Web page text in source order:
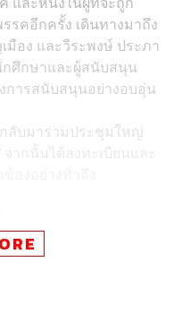
รคอีกครั้ง เดินทางมาถึง
มือง และวีระพงษ์ ประภา
ศึกษาและผู้สนับสนุน
การสนับสนุนอย่างอบอุ่น
ลับมาร่วมประชุมใหญ่
จากนั้นได้ลงทะเบียนและ
ละผู้สังเกตการณ์การ
รู้สึกดีใจที่ได้กลับมา